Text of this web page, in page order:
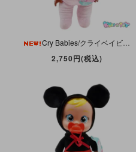
Cry Babies/クライベイビーズ・Tiny Cuddles/タイニーキャドルズ・Jassy/ジャシー・Unicorn/ユニコーン・Doll/ドール・IMC Toys
2,750円(税込)